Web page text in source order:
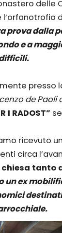
delle
prova dalla
e a
presso
de Paoli
I RADOST”
ricevuto
circa
tanto
un ex